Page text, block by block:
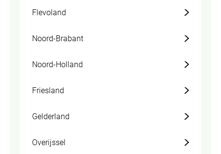
Flevoland
Noord-Brabant
Noord-Holland
Friesland
Gelderland
Overijssel